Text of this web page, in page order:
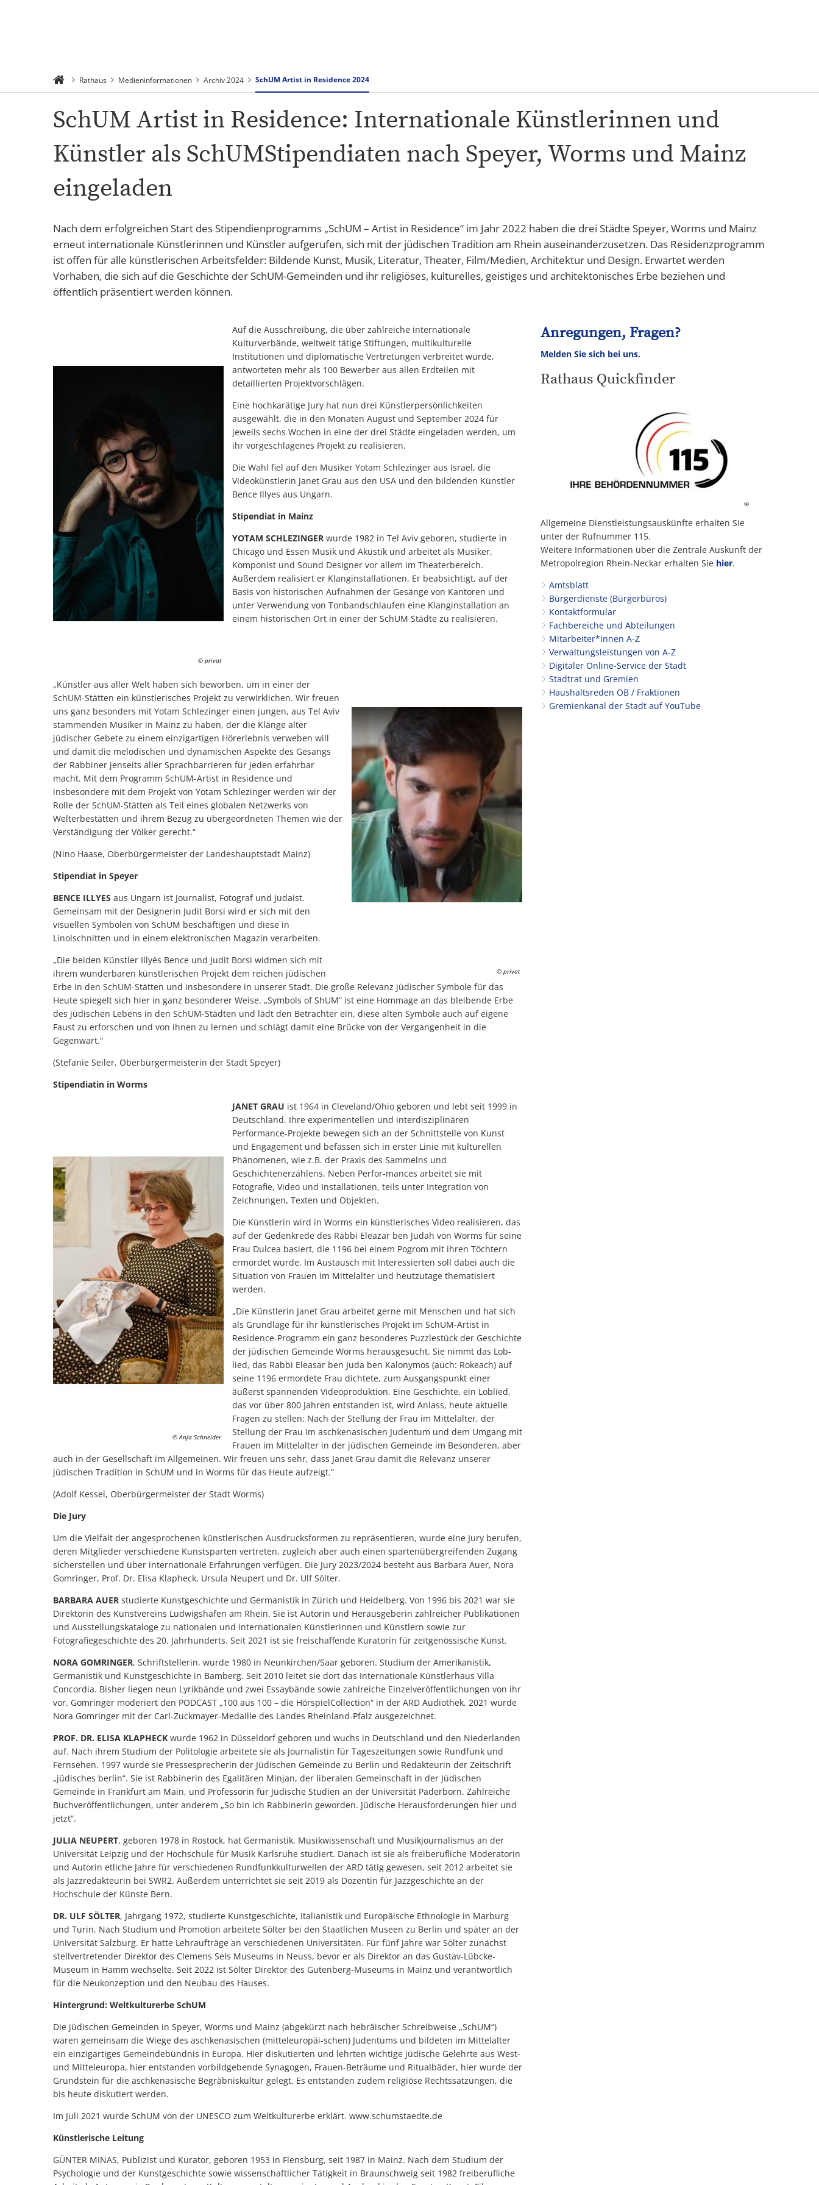
Rathaus Medieninformationen Archiv 2024 SchUM Artist in Residence 2024
SchUM Artist in Residence: Internationale Künstlerinnen und
Künstler als SchUMStipendiaten nach Speyer, Worms und Mainz
eingeladen
Nach dem erfolgreichen Start des Stipendienprogramms „SchUM – Artist in Residence“ im Jahr 2022 haben die drei Städte Speyer, Worms und Mainz
erneut internationale Künstlerinnen und Künstler aufgerufen, sich mit der jüdischen Tradition am Rhein auseinanderzusetzen. Das Residenzprogramm
ist offen für alle künstlerischen Arbeitsfelder: Bildende Kunst, Musik, Literatur, Theater, Film/Medien, Architektur und Design. Erwartet werden
Vorhaben, die sich auf die Geschichte der SchUM-Gemeinden und ihr religiöses, kulturelles, geistiges und architektonisches Erbe beziehen und
öffentlich präsentiert werden können.
© privat
Auf die Ausschreibung, die über zahlreiche internationale
Kulturverbände, weltweit tätige Stiftungen, multikulturelle
Institutionen und diplomatische Vertretungen verbreitet wurde,
antworteten mehr als 100 Bewerber aus allen Erdteilen mit
detaillierten Projektvorschlägen.
Eine hochkarätige Jury hat nun drei Künstlerpersönlichkeiten
ausgewählt, die in den Monaten August und September 2024 für
jeweils sechs Wochen in eine der drei Städte eingeladen werden, um
ihr vorgeschlagenes Projekt zu realisieren.
Die Wahl fiel auf den Musiker Yotam Schlezinger aus Israel, die
Videokünstlerin Janet Grau aus den USA und den bildenden Künstler
Bence Illyes aus Ungarn.
Stipendiat in Mainz
YOTAM SCHLEZINGER wurde 1982 in Tel Aviv geboren, studierte in
Chicago und Essen Musik und Akustik und arbeitet als Musiker,
Komponist und Sound Designer vor allem im Theaterbereich.
Außerdem realisiert er Klanginstallationen. Er beabsichtigt, auf der
Basis von historischen Aufnahmen der Gesänge von Kantoren und
unter Verwendung von Tonbandschlaufen eine Klanginstallation an
einem historischen Ort in einer der SchUM Städte zu realisieren.
© privat
„Künstler aus aller Welt haben sich beworben, um in einer der
SchUM-Stätten ein künstlerisches Projekt zu verwirklichen. Wir freuen
uns ganz besonders mit Yotam Schlezinger einen jungen, aus Tel Aviv
stammenden Musiker in Mainz zu haben, der die Klänge alter
jüdischer Gebete zu einem einzigartigen Hörerlebnis verweben will
und damit die melodischen und dynamischen Aspekte des Gesangs
der Rabbiner jenseits aller Sprachbarrieren für jeden erfahrbar
macht. Mit dem Programm SchUM-Artist in Residence und
insbesondere mit dem Projekt von Yotam Schlezinger werden wir der
Rolle der SchUM-Stätten als Teil eines globalen Netzwerks von
Welterbestätten und ihrem Bezug zu übergeordneten Themen wie der
Verständigung der Völker gerecht.“
(Nino Haase, Oberbürgermeister der Landeshauptstadt Mainz)
Stipendiat in Speyer
BENCE ILLYES aus Ungarn ist Journalist, Fotograf und Judaist.
Gemeinsam mit der Designerin Judit Borsi wird er sich mit den
visuellen Symbolen von SchUM beschäftigen und diese in
Linolschnitten und in einem elektronischen Magazin verarbeiten.
„Die beiden Künstler Illyés Bence und Judit Borsi widmen sich mit
ihrem wunderbaren künstlerischen Projekt dem reichen jüdischen
Erbe in den SchUM-Stätten und insbesondere in unserer Stadt. Die große Relevanz jüdischer Symbole für das
Heute spiegelt sich hier in ganz besonderer Weise. „Symbols of ShUM“ ist eine Hommage an das bleibende Erbe
des jüdischen Lebens in den SchUM-Städten und lädt den Betrachter ein, diese alten Symbole auch auf eigene
Faust zu erforschen und von ihnen zu lernen und schlägt damit eine Brücke von der Vergangenheit in die
Gegenwart.“
(Stefanie Seiler, Oberbürgermeisterin der Stadt Speyer)
Stipendiatin in Worms
© Anja Schneider
JANET GRAU ist 1964 in Cleveland/Ohio geboren und lebt seit 1999 in
Deutschland. Ihre experimentellen und interdisziplinären
Performance-Projekte bewegen sich an der Schnittstelle von Kunst
und Engagement und befassen sich in erster Linie mit kulturellen
Phänomenen, wie z.B. der Praxis des Sammelns und
Geschichtenerzählens. Neben Perfor-mances arbeitet sie mit
Fotografie, Video und Installationen, teils unter Integration von
Zeichnungen, Texten und Objekten.
Die Künstlerin wird in Worms ein künstlerisches Video realisieren, das
auf der Gedenkrede des Rabbi Eleazar ben Judah von Worms für seine
Frau Dulcea basiert, die 1196 bei einem Pogrom mit ihren Töchtern
ermordet wurde. Im Austausch mit Interessierten soll dabei auch die
Situation von Frauen im Mittelalter und heutzutage thematisiert
werden.
„Die Künstlerin Janet Grau arbeitet gerne mit Menschen und hat sich
als Grundlage für ihr künstlerisches Projekt im SchUM-Artist in
Residence-Programm ein ganz besonderes Puzzlestück der Geschichte
der jüdischen Gemeinde Worms herausgesucht. Sie nimmt das Lob-
lied, das Rabbi Eleasar ben Juda ben Kalonymos (auch: Rokeach) auf
seine 1196 ermordete Frau dichtete, zum Ausgangspunkt einer
äußerst spannenden Videoproduktion. Eine Geschichte, ein Loblied,
das vor über 800 Jahren entstanden ist, wird Anlass, heute aktuelle
Fragen zu stellen: Nach der Stellung der Frau im Mittelalter, der
Stellung der Frau im aschkenasischen Judentum und dem Umgang mit
Frauen im Mittelalter in der jüdischen Gemeinde im Besonderen, aber
auch in der Gesellschaft im Allgemeinen. Wir freuen uns sehr, dass Janet Grau damit die Relevanz unserer
jüdischen Tradition in SchUM und in Worms für das Heute aufzeigt.“
(Adolf Kessel, Oberbürgermeister der Stadt Worms)
Die Jury
Um die Vielfalt der angesprochenen künstlerischen Ausdrucksformen zu repräsentieren, wurde eine Jury berufen,
deren Mitglieder verschiedene Kunstsparten vertreten, zugleich aber auch einen spartenübergreifenden Zugang
sicherstellen und über internationale Erfahrungen verfügen. Die Jury 2023/2024 besteht aus Barbara Auer, Nora
Gomringer, Prof. Dr. Elisa Klapheck, Ursula Neupert und Dr. Ulf Sölter.
BARBARA AUER studierte Kunstgeschichte und Germanistik in Zürich und Heidelberg. Von 1996 bis 2021 war sie
Direktorin des Kunstvereins Ludwigshafen am Rhein. Sie ist Autorin und Herausgeberin zahlreicher Publikationen
und Ausstellungskataloge zu nationalen und internationalen Künstlerinnen und Künstlern sowie zur
Fotografiegeschichte des 20. Jahrhunderts. Seit 2021 ist sie freischaffende Kuratorin für zeitgenössische Kunst.
NORA GOMRINGER, Schriftstellerin, wurde 1980 in Neunkirchen/Saar geboren. Studium der Amerikanistik,
Germanistik und Kunstgeschichte in Bamberg. Seit 2010 leitet sie dort das Internationale Künstlerhaus Villa
Concordia. Bisher liegen neun Lyrikbände und zwei Essaybände sowie zahlreiche Einzelveröffentlichungen von ihr
vor. Gomringer moderiert den PODCAST „100 aus 100 – die HörspielCollection“ in der ARD Audiothek. 2021 wurde
Nora Gomringer mit der Carl-Zuckmayer-Medaille des Landes Rheinland-Pfalz ausgezeichnet.
PROF. DR. ELISA KLAPHECK wurde 1962 in Düsseldorf geboren und wuchs in Deutschland und den Niederlanden
auf. Nach ihrem Studium der Politologie arbeitete sie als Journalistin für Tageszeitungen sowie Rundfunk und
Fernsehen. 1997 wurde sie Pressesprecherin der Jüdischen Gemeinde zu Berlin und Redakteurin der Zeitschrift
„jüdisches berlin“. Sie ist Rabbinerin des Egalitären Minjan, der liberalen Gemeinschaft in der Jüdischen
Gemeinde in Frankfurt am Main, und Professorin für Jüdische Studien an der Universität Paderborn. Zahlreiche
Buchveröffentlichungen, unter anderem „So bin ich Rabbinerin geworden. Jüdische Herausforderungen hier und
jetzt“.
JULIA NEUPERT, geboren 1978 in Rostock, hat Germanistik, Musikwissenschaft und Musikjournalismus an der
Universität Leipzig und der Hochschule für Musik Karlsruhe studiert. Danach ist sie als freiberufliche Moderatorin
und Autorin etliche Jahre für verschiedenen Rundfunkkulturwellen der ARD tätig gewesen, seit 2012 arbeitet sie
als Jazzredakteurin bei SWR2. Außerdem unterrichtet sie seit 2019 als Dozentin für Jazzgeschichte an der
Hochschule der Künste Bern.
DR. ULF SÖLTER, Jahrgang 1972, studierte Kunstgeschichte, Italianistik und Europäische Ethnologie in Marburg
und Turin. Nach Studium und Promotion arbeitete Sölter bei den Staatlichen Museen zu Berlin und später an der
Universität Salzburg. Er hatte Lehraufträge an verschiedenen Universitäten. Für fünf Jahre war Sölter zunächst
stellvertretender Direktor des Clemens Sels Museums in Neuss, bevor er als Direktor an das Gustav-Lübcke-
Museum in Hamm wechselte. Seit 2022 ist Sölter Direktor des Gutenberg-Museums in Mainz und verantwortlich
für die Neukonzeption und den Neubau des Hauses.
Hintergrund: Weltkulturerbe SchUM
Die jüdischen Gemeinden in Speyer, Worms und Mainz (abgekürzt nach hebräischer Schreibweise „SchUM“)
waren gemeinsam die Wiege des aschkenasischen (mitteleuropäi-schen) Judentums und bildeten im Mittelalter
ein einzigartiges Gemeindebündnis in Europa. Hier diskutierten und lehrten wichtige jüdische Gelehrte aus West-
und Mitteleuropa, hier entstanden vorbildgebende Synagogen, Frauen-Beträume und Ritualbäder, hier wurde der
Grundstein für die aschkenasische Begräbniskultur gelegt. Es entstanden zudem religiöse Rechtssatzungen, die
bis heute diskutiert werden.
Im Juli 2021 wurde SchUM von der UNESCO zum Weltkulturerbe erklärt. www.schumstaedte.de
Künstlerische Leitung
GÜNTER MINAS, Publizist und Kurator, geboren 1953 in Flensburg, seit 1987 in Mainz. Nach dem Studium der
Psychologie und der Kunstgeschichte sowie wissenschaftlicher Tätigkeit in Braunschweig seit 1982 freiberufliche
Anregungen, Fragen?
Melden Sie sich bei uns.
Rathaus Quickfinder
©
Allgemeine Dienstleistungsauskünfte erhalten Sie
unter der Rufnummer 115.
Weitere Informationen über die Zentrale Auskunft der
Metropolregion Rhein-Neckar erhalten Sie hier.
Amtsblatt
Bürgerdienste (Bürgerbüros)
Kontaktformular
Fachbereiche und Abteilungen
Mitarbeiter*innen A-Z
Verwaltungsleistungen von A-Z
Digitaler Online-Service der Stadt
Stadtrat und Gremien
Haushaltsreden OB / Fraktionen
Gremienkanal der Stadt auf YouTube